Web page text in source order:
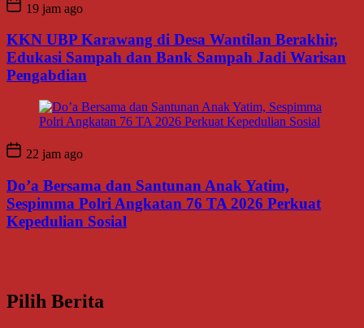
19 jam ago
KKN UBP Karawang di Desa Wantilan Berakhir,
Edukasi Sampah dan Bank Sampah Jadi Warisan
Pengabdian
22 jam ago
Do’a Bersama dan Santunan Anak Yatim,
Sespimma Polri Angkatan 76 TA 2026 Perkuat
Kepedulian Sosial
Pilih Berita